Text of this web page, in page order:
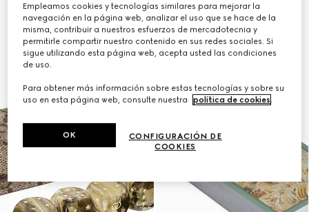
Empleamos cookies y tecnologías similares para mejorar la
navegación en la página web, analizar el uso que se hace de la
misma, contribuir a nuestros esfuerzos de mercadotecnia y
permitirle compartir nuestro contenido en sus redes sociales. Si
sigue utilizando esta página web, acepta usted las condiciones
de uso.
Para obtener más información sobre estas tecnologías y sobre su
uso en esta página web, consulte nuestra
política de cookies.
CONFIGURACIÓN DE
COOKIES
OK